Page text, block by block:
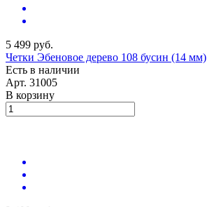
5 499 руб.
Четки Эбеновое дерево 108 бусин (14 мм)
Есть в наличии
Арт. 31005
В корзину